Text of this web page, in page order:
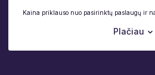
Kaina priklauso nuo pasirinktų paslaugų ir
Plačiau